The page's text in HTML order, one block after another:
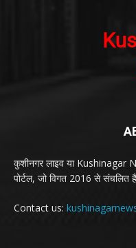
कुशीनगर लाइव या Kushinagar
पोर्टल, जो विगत 2016 से संचलित
Contact us: